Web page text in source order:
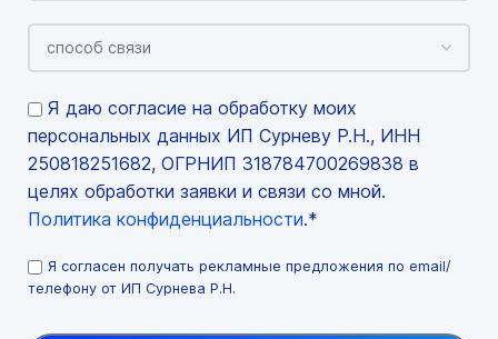
Я даю согласие на обработку моих
персональных данных ИП Сурневу Р.Н., ИНН
250818251682, ОГРНИП 318784700269838 в
целях обработки заявки и связи со мной.
Политика конфиденциальности.*
Я согласен получать рекламные предложения по email/
телефону от ИП Сурнева Р.Н.